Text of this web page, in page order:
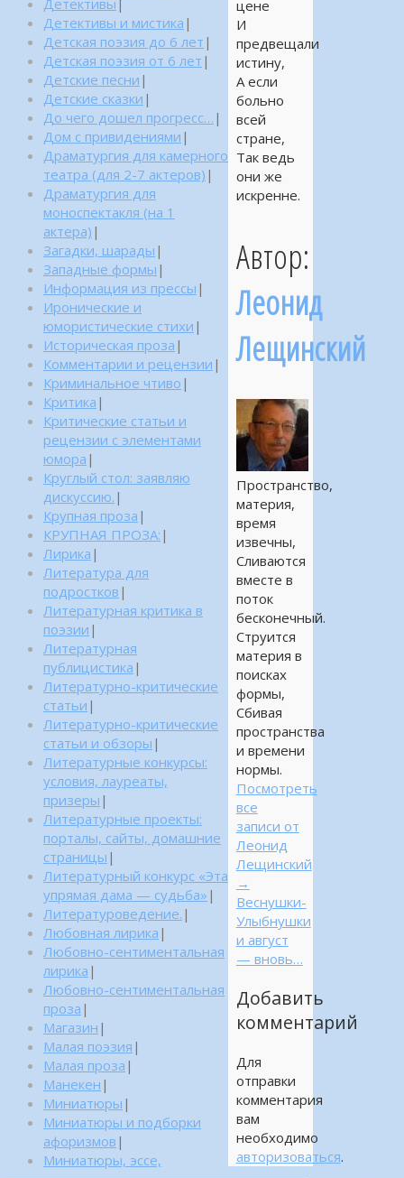
цене
И
предвещали
истину,
А если
больно
всей
стране,
Так ведь
они же
искренне.
Автор:
Леонид
Лещинский
Пространство,
материя,
время
извечны,
Сливаются
вместе в
поток
бесконечный.
Струится
материя в
поисках
формы,
Сбивая
пространства
и времени
нормы.
Посмотреть
все
записи от
Леонид
Лещинский
→
Веснушки-
Улыбнушки
и август
— вновь…
Добавить
комментарий
Для
отправки
комментария
вам
необходимо
авторизоваться.
Детективы |
Детективы и мистика |
Детская поэзия до 6 лет |
Детская поэзия от 6 лет |
Детские песни |
Детские сказки |
До чего дошел прогресс… |
Дом с привидениями |
Драматургия для камерного
театра (для 2-7 актеров) |
Драматургия для
моноспектакля (на 1
актера) |
Загадки, шарады |
Западные формы |
Информация из прессы |
Иронические и
юмористические стихи |
Историческая проза |
Комментарии и рецензии |
Криминальное чтиво |
Критика |
Критические статьи и
рецензии с элементами
юмора |
Круглый стол: заявляю
дискуссию. |
Крупная проза |
КРУПНАЯ ПРОЗА: |
Лирика |
Литература для
подростков |
Литературная критика в
поэзии |
Литературная
публицистика |
Литературно-критические
статьи |
Литературно-критические
статьи и обзоры |
Литературные конкурсы:
условия, лауреаты,
призеры |
Литературные проекты:
порталы, сайты, домашние
страницы |
Литературный конкурс «Эта
упрямая дама — судьба» |
Литературоведение. |
Любовная лирика |
Любовно-сентиментальная
лирика |
Любовно-сентиментальная
проза |
Магазин |
Малая поэзия |
Малая проза |
Манекен |
Миниатюры |
Миниатюры и подборки
афоризмов |
Миниатюры, эссе,